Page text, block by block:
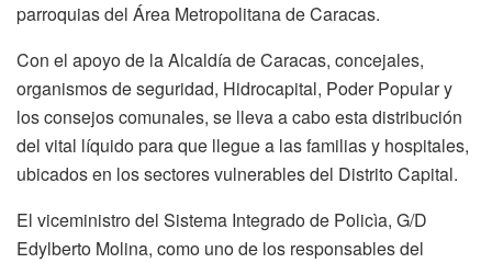
parroquias del Área Metropolitana de Caracas.
Con el apoyo de la Alcaldía de Caracas, concejales,
organismos de seguridad, Hidrocapital, Poder Popular y
los consejos comunales, se lleva a cabo esta distribución
del vital líquido para que llegue a las familias y hospitales,
ubicados en los sectores vulnerables del Distrito Capital.
El viceministro del Sistema Integrado de Policìa, G/D
Edylberto Molina, como uno de los responsables del